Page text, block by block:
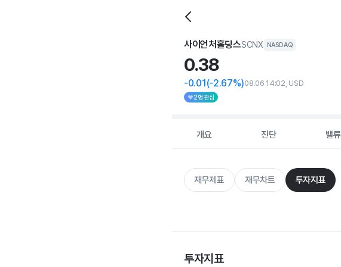
사이언처홀딩스SCNX NASDAQ
0.38
-0.01(-2.67%)08.06 14:02, USD
2명 관심
개요 진단 밸류
재무제표 재무차트 투자지표
투자지표